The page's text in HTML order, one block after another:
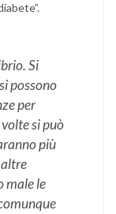
Si
possono
per
si può
più
male le